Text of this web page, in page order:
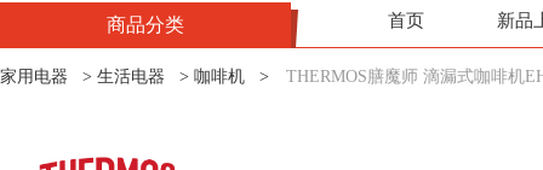
首页 新品
商品分类
家用电器 > 生活电器 > 咖啡机 > THERMOS膳魔师 滴漏式咖啡机